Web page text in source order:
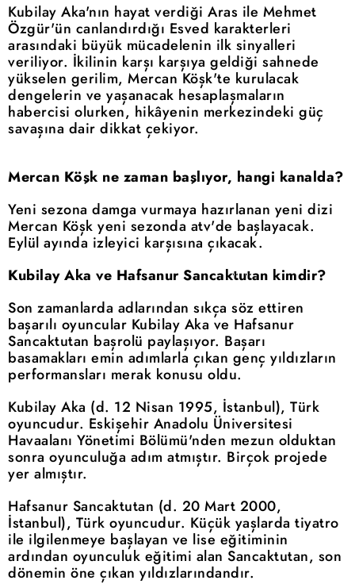
Kubilay Aka'nın hayat verdiği Aras ile Mehmet
Özgür'ün canlandırdığı Esved karakterleri
arasındaki büyük mücadelenin ilk sinyalleri
veriliyor. İkilinin karşı karşıya geldiği sahnede
yükselen gerilim, Mercan Köşk'te kurulacak
dengelerin ve yaşanacak hesaplaşmaların
habercisi olurken, hikâyenin merkezindeki güç
savaşına dair dikkat çekiyor.
Mercan Köşk ne zaman başlıyor, hangi kanalda?
Yeni sezona damga vurmaya hazırlanan yeni dizi
Mercan Köşk yeni sezonda atv'de başlayacak.
Eylül ayında izleyici karşısına çıkacak.
Kubilay Aka ve Hafsanur Sancaktutan kimdir?
Son zamanlarda adlarından sıkça söz ettiren
başarılı oyuncular Kubilay Aka ve Hafsanur
Sancaktutan başrolü paylaşıyor. Başarı
basamakları emin adımlarla çıkan genç yıldızların
performansları merak konusu oldu.
Kubilay Aka (d. 12 Nisan 1995, İstanbul), Türk
oyuncudur. Eskişehir Anadolu Üniversitesi
Havaalanı Yönetimi Bölümü'nden mezun olduktan
sonra oyunculuğa adım atmıştır. Birçok projede
yer almıştır.
Hafsanur Sancaktutan (d. 20 Mart 2000,
İstanbul), Türk oyuncudur. Küçük yaşlarda tiyatro
ile ilgilenmeye başlayan ve lise eğitiminin
ardından oyunculuk eğitimi alan Sancaktutan, son
dönemin öne çıkan yıldızlarındandır.